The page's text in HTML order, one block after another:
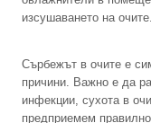
изсушаването на очите.
Сърбежът в очите е
причини. Важно е да
инфекции, сухота в
предприемем